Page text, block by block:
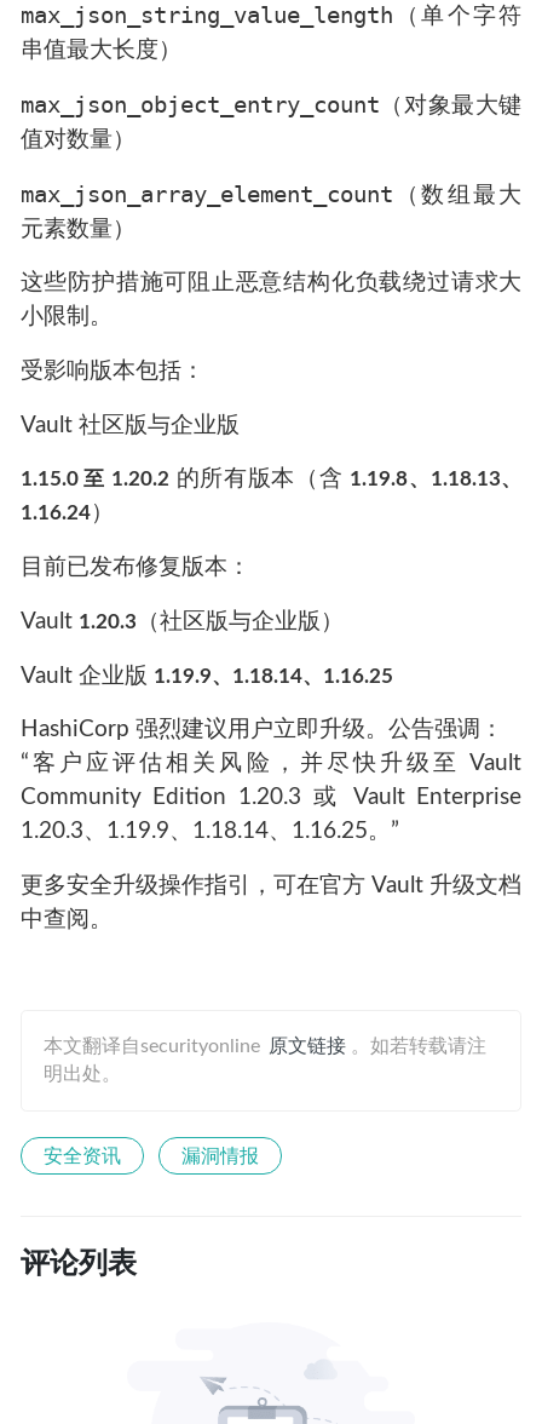
max_json_string_value_length （单个字符
串值最大长度）
max_json_object_entry_count （对象最大键
值对数量）
max_json_array_element_count （数组最大
元素数量）
这些防护措施可阻止恶意结构化负载绕过请求大
小限制。
受影响版本包括：
Vault 社区版与企业版
1.15.0 至 1.20.2 的所有版本（含 1.19.8、1.18.13、
1.16.24）
目前已发布修复版本：
Vault 1.20.3 （社区版与企业版）
Vault 企业版 1.19.9、1.18.14、1.16.25
HashiCorp 强烈建议用户立即升级。公告强调：
“客户应评估相关风险，并尽快升级至 Vault
Community Edition 1.20.3 或 Vault Enterprise
1.20.3、1.19.9、1.18.14、1.16.25。”
更多安全升级操作指引，可在官方 Vault 升级文档
中查阅。
本文翻译自securityonline 原文链接 。如若转载请注
明出处。
安全资讯 漏洞情报
评论列表